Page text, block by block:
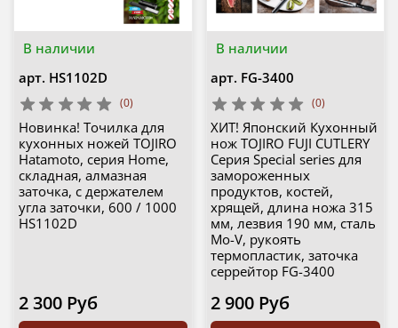
В наличии
арт. HS1102D
(0)
Новинка! Точилка для
кухонных ножей TOJIRO
Hatamoto, серия Home,
складная, алмазная
заточка, с держателем
угла заточки, 600 / 1000
HS1102D
2 300 Руб
В наличии
арт. FG-3400
(0)
ХИТ! Японский Кухонный
нож TOJIRO FUJI CUTLERY
Серия Special series для
замороженных
продуктов, костей,
хрящей, длина ножа 315
мм, лезвия 190 мм, сталь
Мо-V, рукоять
термопластик, заточка
серрейтор FG-3400
2 900 Руб